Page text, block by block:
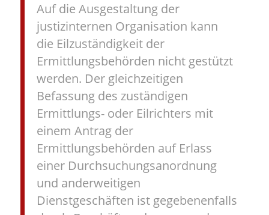
Auf die Ausgestaltung der
justizinternen Organisation kann
die Eilzuständigkeit der
Ermittlungsbehörden nicht gestützt
werden. Der gleichzeitigen
Befassung des zuständigen
Ermittlungs- oder Eilrichters mit
einem Antrag der
Ermittlungsbehörden auf Erlass
einer Durchsuchungsanordnung
und anderweitigen
Dienstgeschäften ist gegebenenfalls